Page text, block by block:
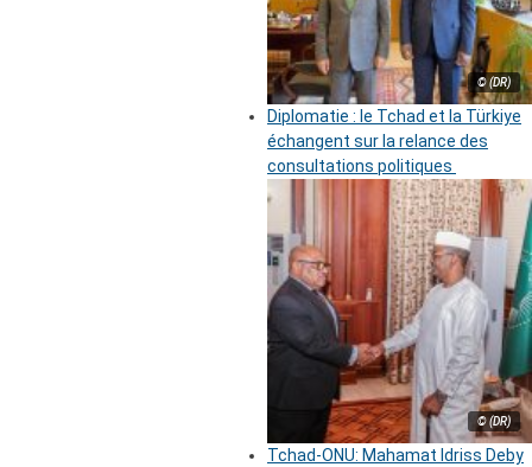
© (DR)
Diplomatie : le Tchad et la Türkiye
échangent sur la relance des
consultations politiques
© (DR)
Tchad-ONU: Mahamat Idriss Deby